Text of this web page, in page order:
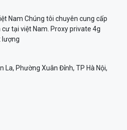
Nam Chúng tôi chuyên cung cấp
tại việt Nam. Proxy private 4g
lượng
La, Phường Xuân Đỉnh, TP Hà Nội,